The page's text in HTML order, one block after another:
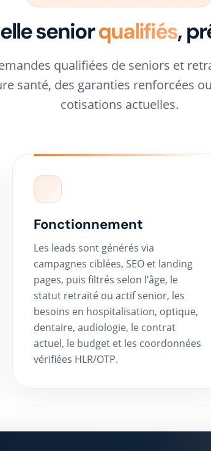
seniorqualifiés,
qualifiées de seniors et
santé, des garanties renforcées
cotisations actuelles.
Fonctionnement
Les leads sont générés via
campagnes ciblées, SEO et landing
pages, puis filtrés selon l’âge, le
statut retraité ou actif senior, les
besoins en hospitalisation, optique,
dentaire, audiologie, le contrat
actuel, le budget et les coordonnées
vérifiées HLR/OTP.